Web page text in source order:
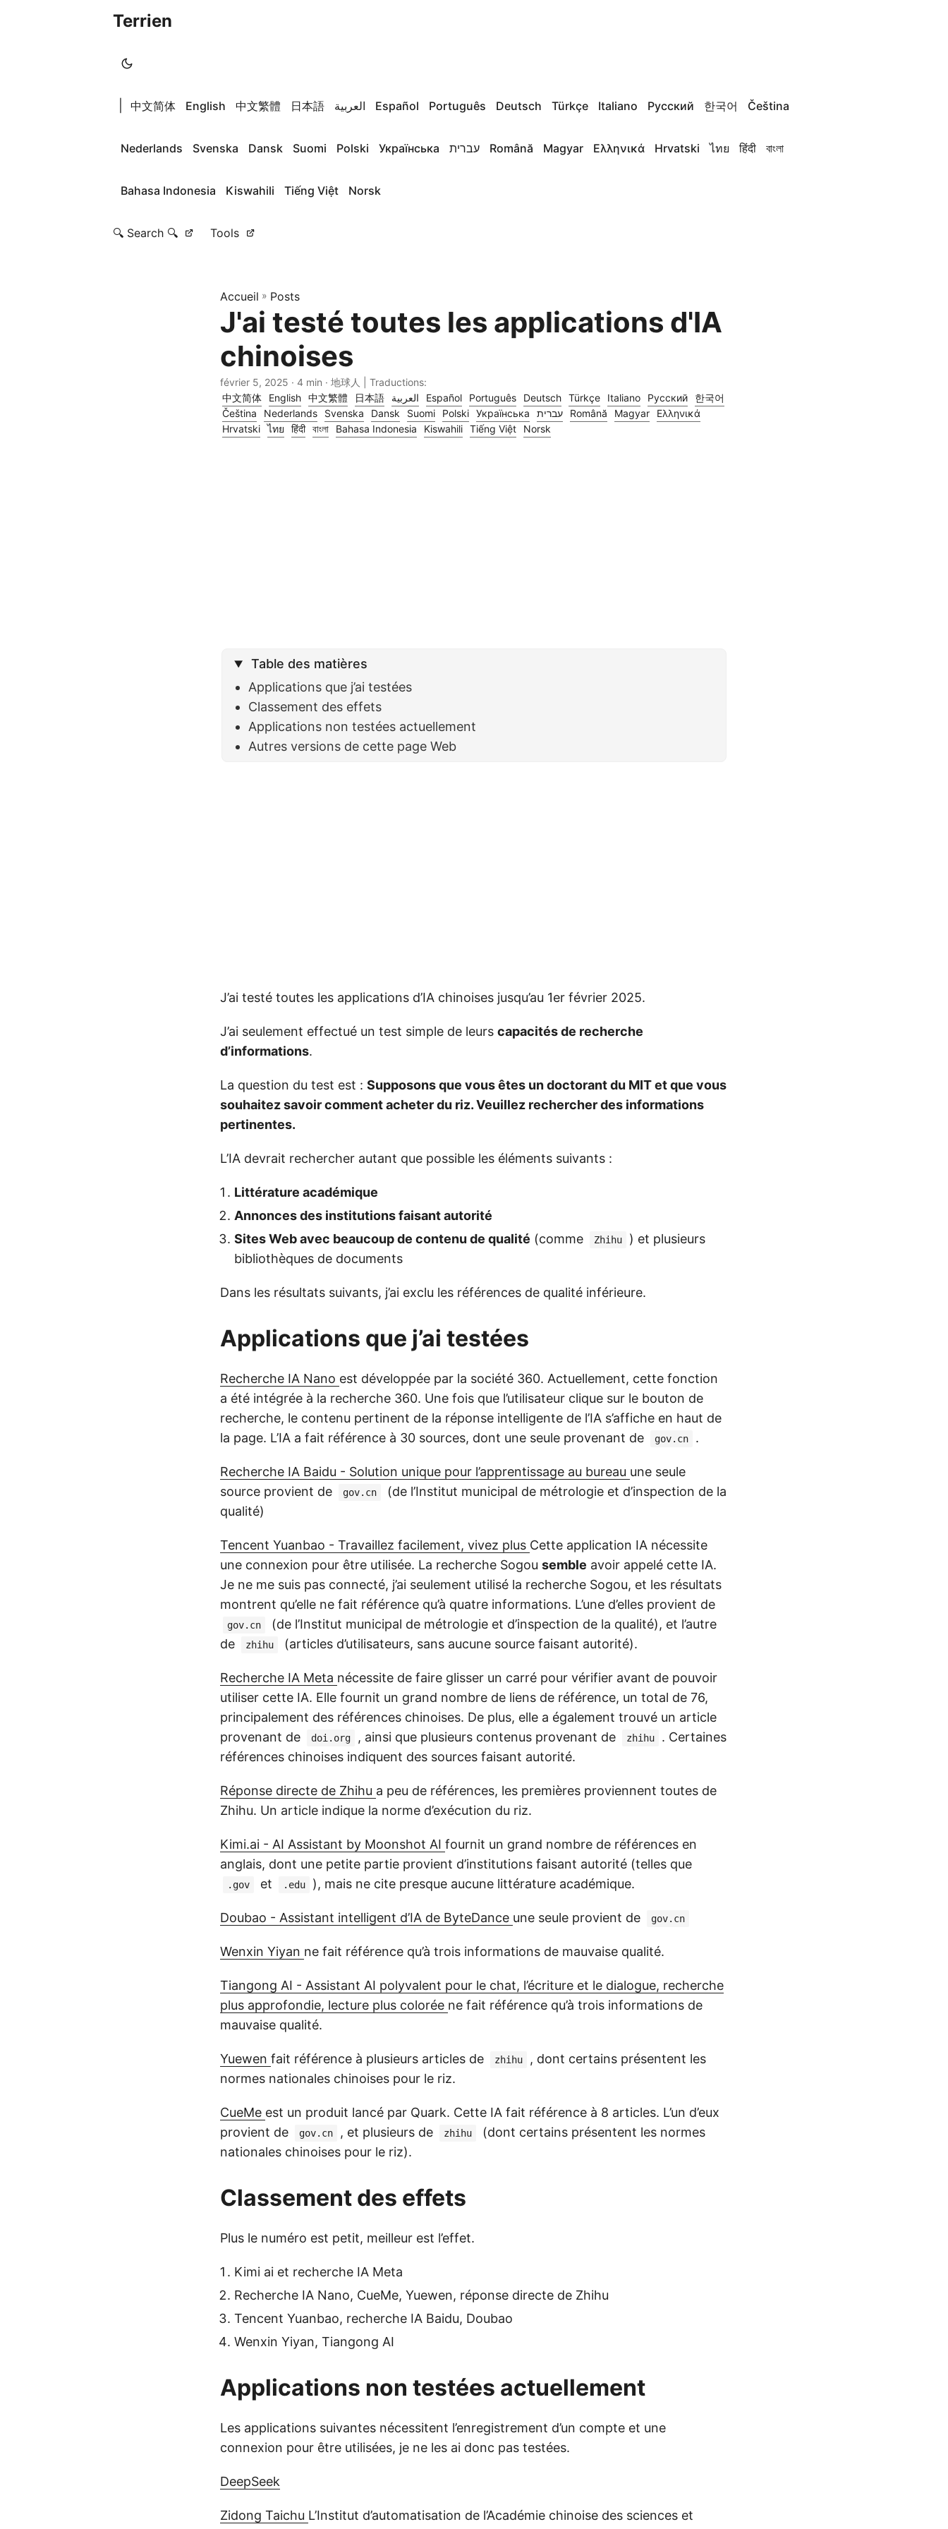
Terrien
中文简体 English 中文繁體 日本語 العربية Español Português Deutsch Türkçe Italiano Русский 한국어 Čeština
Nederlands Svenska Dansk Suomi Polski Українська עברית Română Magyar Ελληνικά Hrvatski ไทย हिंदी বাংলা
Bahasa Indonesia Kiswahili Tiếng Việt Norsk
🔍 Search 🔍 Tools
Accueil » Posts
J'ai testé toutes les applications d'IA
chinoises
février 5, 2025 · 4 min · 地球人 | Traductions:
中文简体
English 中文繁體 日本語 العربية Español Português Deutsch Türkçe Italiano Русский
한국어
Čeština
Nederlands Svenska Dansk Suomi Polski Українська עברית Română Magyar
Ελληνικά
Hrvatski ไทย हिंदी বাংলা Bahasa Indonesia Kiswahili Tiếng Việt Norsk
Table des matières
Applications que j’ai testées
Classement des effets
Applications non testées actuellement
Autres versions de cette page Web
J’ai testé toutes les applications d’IA chinoises jusqu’au 1er février 2025.
J’ai seulement effectué un test simple de leurs capacités de recherche
d’informations.
La question du test est : Supposons que vous êtes un doctorant du MIT et que vous
souhaitez savoir comment acheter du riz. Veuillez rechercher des informations
pertinentes.
L’IA devrait rechercher autant que possible les éléments suivants :
Littérature académique
Annonces des institutions faisant autorité
Sites Web avec beaucoup de contenu de qualité (comme Zhihu
) et plusieurs
bibliothèques de documents
Dans les résultats suivants, j’ai exclu les références de qualité inférieure.
Applications que j’ai testées
Recherche IA Nano est développée par la société 360. Actuellement, cette fonction
a été intégrée à la recherche 360. Une fois que l’utilisateur clique sur le bouton de
recherche, le contenu pertinent de la réponse intelligente de l’IA s’affiche en haut de
la page. L’IA a fait référence à 30 sources, dont une seule provenant de
gov.cn .
Recherche IA Baidu - Solution unique pour l’apprentissage au bureau une seule
source provient de
gov.cn
(de l’Institut municipal de métrologie et d’inspection de la
qualité)
Tencent Yuanbao - Travaillez facilement, vivez plus Cette application IA nécessite
une connexion pour être utilisée. La recherche Sogou semble avoir appelé cette IA.
Je ne me suis pas connecté, j’ai seulement utilisé la recherche Sogou, et les résultats
montrent qu’elle ne fait référence qu’à quatre informations. L’une d’elles provient de
gov.cn
(de l’Institut municipal de métrologie et d’inspection de la qualité), et l’autre
de
zhihu (articles d’utilisateurs, sans aucune source faisant autorité).
Recherche IA Meta nécessite de faire glisser un carré pour vérifier avant de pouvoir
utiliser cette IA. Elle fournit un grand nombre de liens de référence, un total de 76,
principalement des références chinoises. De plus, elle a également trouvé un article
provenant de
doi.org , ainsi que plusieurs contenus provenant de zhihu
. Certaines
références chinoises indiquent des sources faisant autorité.
Réponse directe de Zhihu a peu de références, les premières proviennent toutes de
Zhihu. Un article indique la norme d’exécution du riz.
Kimi.ai - AI Assistant by Moonshot AI fournit un grand nombre de références en
anglais, dont une petite partie provient d’institutions faisant autorité (telles que
.gov et .edu ), mais ne cite presque aucune littérature académique.
Doubao - Assistant intelligent d’IA de ByteDance une seule provient de gov.cn
Wenxin Yiyan ne fait référence qu’à trois informations de mauvaise qualité.
Tiangong AI - Assistant AI polyvalent pour le chat, l’écriture et le dialogue, recherche
plus approfondie, lecture plus colorée ne fait référence qu’à trois informations de
mauvaise qualité.
Yuewen fait référence à plusieurs articles de zhihu
, dont certains présentent les
normes nationales chinoises pour le riz.
CueMe est un produit lancé par Quark. Cette IA fait référence à 8 articles. L’un d’eux
provient de
gov.cn , et plusieurs de zhihu
(dont certains présentent les normes
nationales chinoises pour le riz).
Classement des effets
Plus le numéro est petit, meilleur est l’effet.
Kimi ai et recherche IA Meta
Recherche IA Nano, CueMe, Yuewen, réponse directe de Zhihu
Tencent Yuanbao, recherche IA Baidu, Doubao
Wenxin Yiyan, Tiangong AI
Applications non testées actuellement
Les applications suivantes nécessitent l’enregistrement d’un compte et une
connexion pour être utilisées, je ne les ai donc pas testées.
DeepSeek
Zidong Taichu L’Institut d’automatisation de l’Académie chinoise des sciences et